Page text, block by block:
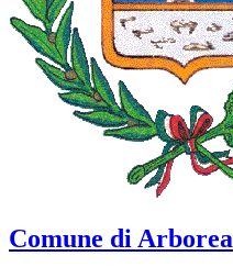
Comune di Arborea